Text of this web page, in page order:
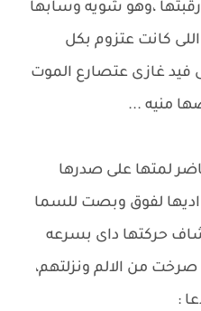
،وهو شويه وسابها
كانت عتزوم بكل
فيد غازى عتصارع الموت
منيه ...
لمتها على صدرها
اديها لفوق وبصت للسما
حركتها داى بسرعه
من الالم ونزلتهم،
: